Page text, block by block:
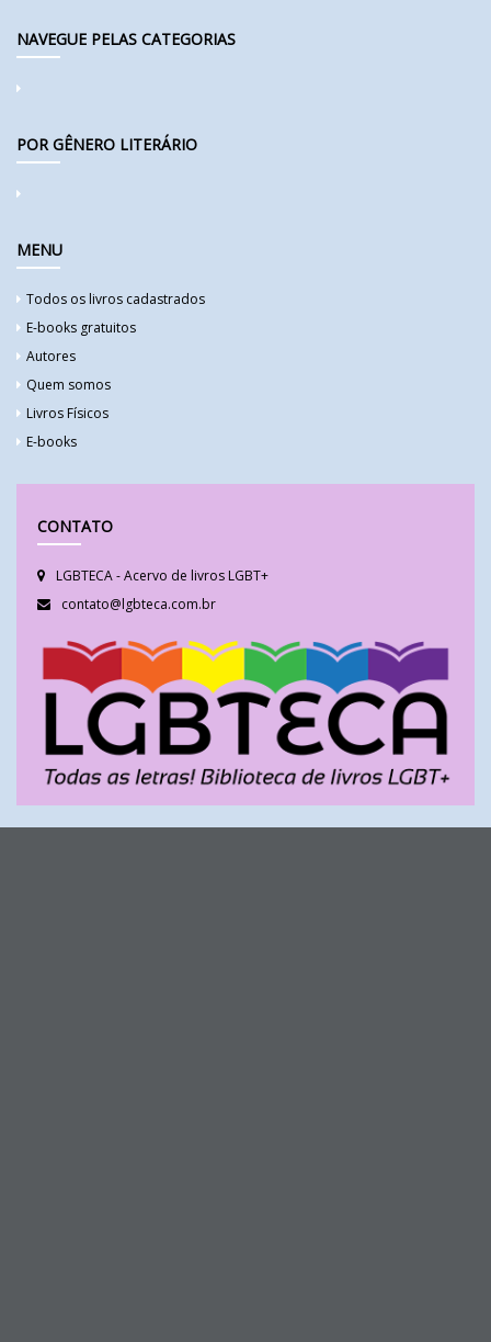
NAVEGUE PELAS CATEGORIAS
POR GÊNERO LITERÁRIO
MENU
Todos os livros cadastrados
E-books gratuitos
Autores
Quem somos
Livros Físicos
E-books
CONTATO
LGBTECA - Acervo de livros LGBT+
contato@lgbteca.com.br